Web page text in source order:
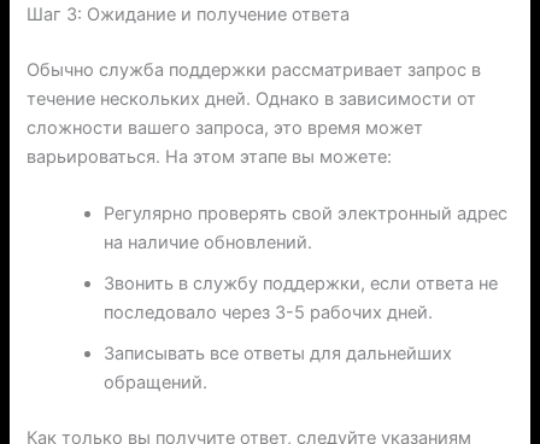
Шаг 3: Ожидание и получение ответа
Обычно служба поддержки рассматривает запрос в
течение нескольких дней. Однако в зависимости от
сложности вашего запроса, это время может
варьироваться. На этом этапе вы можете:
Регулярно проверять свой электронный адрес
на наличие обновлений.
Звонить в службу поддержки, если ответа не
последовало через 3-5 рабочих дней.
Записывать все ответы для дальнейших
обращений.
Как только вы получите ответ, следуйте указаниям